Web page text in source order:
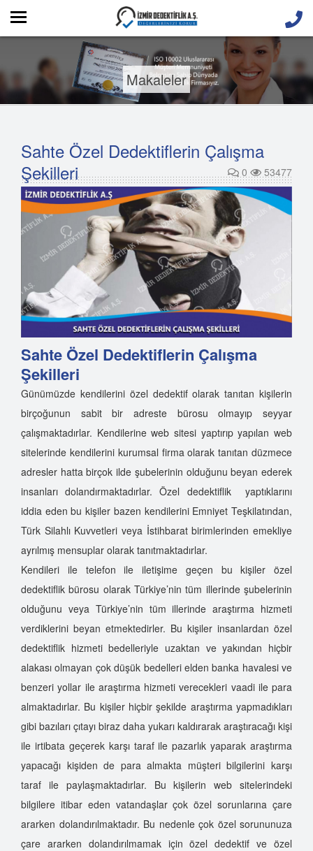
Makaleler
Sahte Özel Dedektiflerin Çalışma
Şekilleri
0 53477
Sahte Özel Dedektiflerin Çalışma
Şekilleri
Günümüzde kendilerini özel dedektif olarak tanıtan kişilerin
birçoğunun sabit bir adreste bürosu olmayıp seyyar
çalışmaktadırlar. Kendilerine web sitesi yaptırıp yapılan web
sitelerinde kendilerini kurumsal firma olarak tanıtan düzmece
adresler hatta birçok ilde şubelerinin olduğunu beyan ederek
insanları dolandırmaktadırlar. Özel dedektiflik yaptıklarını
iddia eden bu kişiler bazen kendilerini Emniyet Teşkilatından,
Türk Silahlı Kuvvetleri veya İstihbarat birimlerinden emekliye
ayrılmış mensuplar olarak tanıtmaktadırlar.
Kendileri ile telefon ile iletişime geçen bu kişiler özel
dedektiflik bürosu olarak Türkiye’nin tüm illerinde şubelerinin
olduğunu veya Türkiye’nin tüm illerinde araştırma hizmeti
verdiklerini beyan etmektedirler. Bu kişiler insanlardan özel
dedektiflik hizmeti bedelleriyle uzaktan ve yakından hiçbir
alakası olmayan çok düşük bedelleri elden banka havalesi ve
benzeri yollar ile araştırma hizmeti verecekleri vaadi ile para
almaktadırlar. Bu kişiler hiçbir şekilde araştırma yapmadıkları
gibi bazıları çıtayı biraz daha yukarı kaldırarak araştıracağı kişi
ile irtibata geçerek karşı taraf ile pazarlık yaparak araştırma
yapacağı kişiden de para almakta müşteri bilgilerini karşı
taraf ile paylaşmaktadırlar. Bu kişilerin web sitelerindeki
bilgilere itibar eden vatandaşlar çok özel sorunlarına çare
ararken dolandırılmaktadır. Bu nedenle çok özel sorununuza
çare ararken dolandırılmamak için özel dedektif ve özel